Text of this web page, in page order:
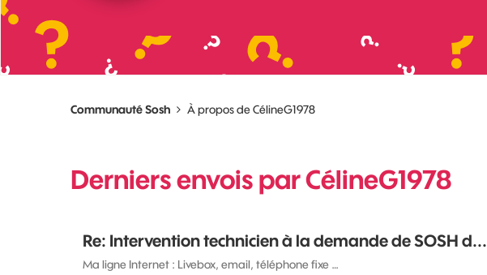
Communauté Sosh À propos de CélineG1978
Derniers envois par CélineG1978
Re: Intervention technicien à la demande de SOSH d...
Ma ligne Internet : Livebox, email, téléphone fixe …